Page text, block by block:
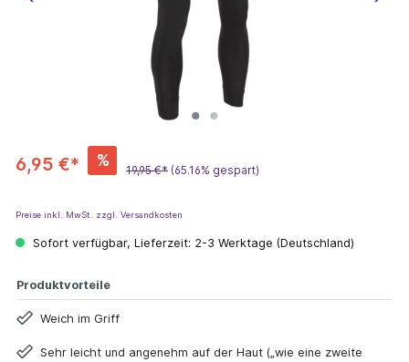
6,95 €* %
19,95 €* (65.16% gespart)
Preise inkl. MwSt. zzgl. Versandkosten
Sofort verfügbar, Lieferzeit: 2-3 Werktage (Deutschland)
Produktvorteile
Weich im Griff
Sehr leicht und angenehm auf der Haut („wie eine zweite